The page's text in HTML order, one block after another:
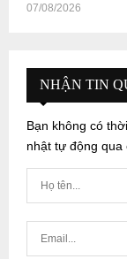
07/08/2026
NHẬN TIN
Bạn không có
nhật tự động qua